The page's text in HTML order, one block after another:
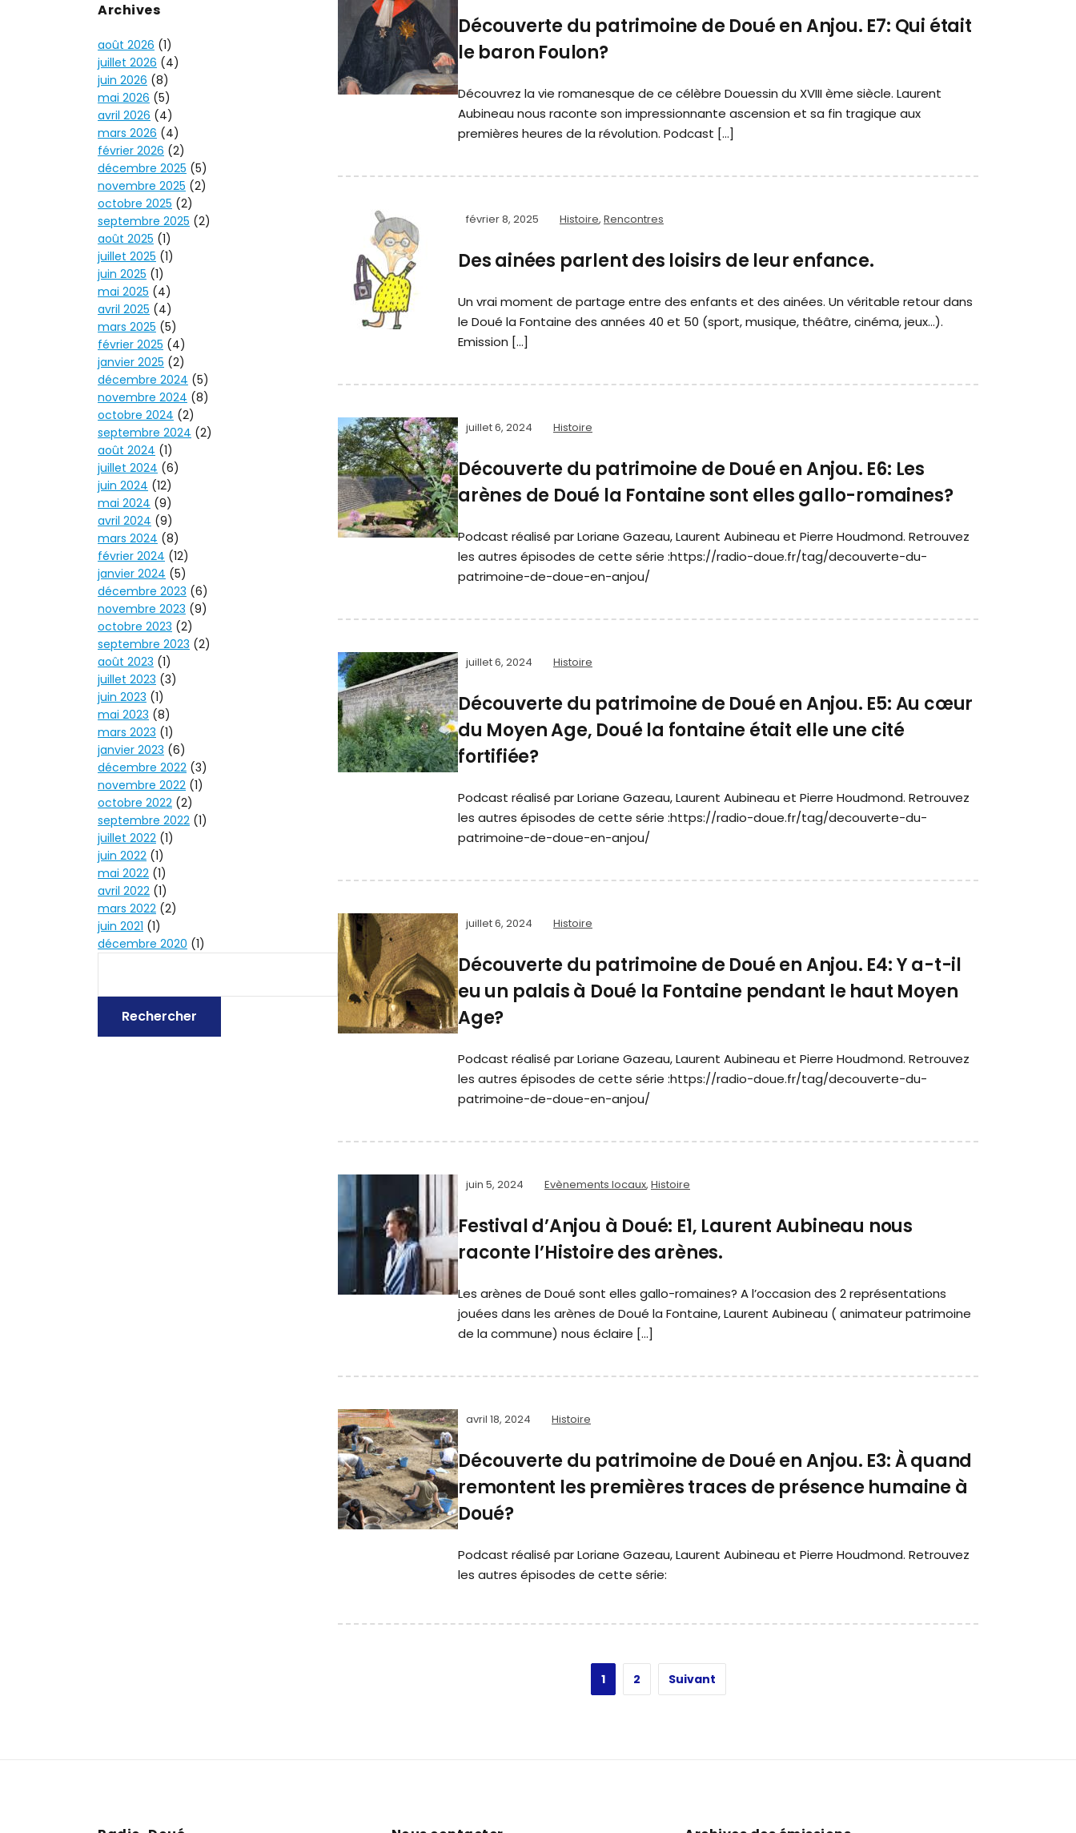
Découverte du patrimoine de Doué en Anjou. E7: Qui était
le baron Foulon?
Découvrez la vie romanesque de ce célèbre Douessin du XVIII ème siècle. Laurent
Aubineau nous raconte son impressionnante ascension et sa fin tragique aux
premières heures de la révolution. Podcast […]
février 8, 2025 Histoire, Rencontres
Des ainées parlent des loisirs de leur enfance.
Un vrai moment de partage entre des enfants et des ainées. Un véritable retour dans
le Doué la Fontaine des années 40 et 50 (sport, musique, théâtre, cinéma, jeux…).
Emission […]
juillet 6, 2024 Histoire
Découverte du patrimoine de Doué en Anjou. E6: Les
arènes de Doué la Fontaine sont elles gallo-romaines?
Podcast réalisé par Loriane Gazeau, Laurent Aubineau et Pierre Houdmond. Retrouvez
les autres épisodes de cette série :https://radio-doue.fr/tag/decouverte-du-
patrimoine-de-doue-en-anjou/
juillet 6, 2024 Histoire
Découverte du patrimoine de Doué en Anjou. E5: Au cœur
du Moyen Age, Doué la fontaine était elle une cité
fortifiée?
Podcast réalisé par Loriane Gazeau, Laurent Aubineau et Pierre Houdmond. Retrouvez
les autres épisodes de cette série :https://radio-doue.fr/tag/decouverte-du-
patrimoine-de-doue-en-anjou/
juillet 6, 2024 Histoire
Découverte du patrimoine de Doué en Anjou. E4: Y a-t-il
eu un palais à Doué la Fontaine pendant le haut Moyen
Age?
Podcast réalisé par Loriane Gazeau, Laurent Aubineau et Pierre Houdmond. Retrouvez
les autres épisodes de cette série :https://radio-doue.fr/tag/decouverte-du-
patrimoine-de-doue-en-anjou/
juin 5, 2024 Evènements locaux, Histoire
Festival d’Anjou à Doué: E1, Laurent Aubineau nous
raconte l’Histoire des arènes.
Les arènes de Doué sont elles gallo-romaines? A l’occasion des 2 représentations
jouées dans les arènes de Doué la Fontaine, Laurent Aubineau ( animateur patrimoine
de la commune) nous éclaire […]
avril 18, 2024 Histoire
Découverte du patrimoine de Doué en Anjou. E3: À quand
remontent les premières traces de présence humaine à
Doué?
Podcast réalisé par Loriane Gazeau, Laurent Aubineau et Pierre Houdmond. Retrouvez
les autres épisodes de cette série:
1 2 Suivant
Archives
août 2026 (1)
juillet 2026 (4)
juin 2026 (8)
mai 2026 (5)
avril 2026 (4)
mars 2026 (4)
février 2026 (2)
décembre 2025 (5)
novembre 2025 (2)
octobre 2025 (2)
septembre 2025 (2)
août 2025 (1)
juillet 2025 (1)
juin 2025 (1)
mai 2025 (4)
avril 2025 (4)
mars 2025 (5)
février 2025 (4)
janvier 2025 (2)
décembre 2024 (5)
novembre 2024 (8)
octobre 2024 (2)
septembre 2024 (2)
août 2024 (1)
juillet 2024 (6)
juin 2024 (12)
mai 2024 (9)
avril 2024 (9)
mars 2024 (8)
février 2024 (12)
janvier 2024 (5)
décembre 2023 (6)
novembre 2023 (9)
octobre 2023 (2)
septembre 2023 (2)
août 2023 (1)
juillet 2023 (3)
juin 2023 (1)
mai 2023 (8)
mars 2023 (1)
janvier 2023 (6)
décembre 2022 (3)
novembre 2022 (1)
octobre 2022 (2)
septembre 2022 (1)
juillet 2022 (1)
juin 2022 (1)
mai 2022 (1)
avril 2022 (1)
mars 2022 (2)
juin 2021 (1)
décembre 2020 (1)